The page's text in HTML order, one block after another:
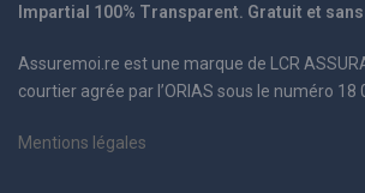
Impartial 100% Transparent. Gratuit et
Assuremoi.re est une marque de LCR
courtier agrée par l’ORIAS sous le numéro 18
Mentions légales